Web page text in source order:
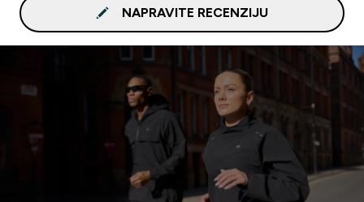
NAPRAVITE RECENZIJU